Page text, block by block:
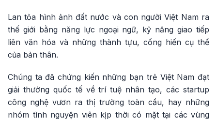
Lan tỏa hình ảnh đất nước và con người Việt Nam ra
thế giới bằng năng lực ngoại ngữ, kỹ năng giao tiếp
liên văn hóa và những thành tựu, cống hiến cụ thể
của bản thân.
Chúng ta đã chứng kiến những bạn trẻ Việt Nam đạt
giải thưởng quốc tế về trí tuệ nhân tạo, các startup
công nghệ vươn ra thị trường toàn cầu, hay những
nhóm tình nguyện viên kịp thời có mặt tại các vùng